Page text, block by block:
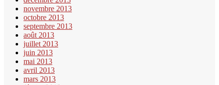
novembre 2013
octobre 2013
septembre 2013
août 2013
juillet 2013
juin 2013
mai 2013
avril 2013
mars 2013